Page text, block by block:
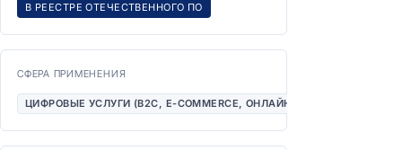
В РЕЕСТРЕ ОТЕЧЕСТВЕННОГО ПО
СФЕРА ПРИМЕНЕНИЯ
ЦИФРОВЫЕ УСЛУГИ (B2C, E-COMMERCE, ОНЛАЙН-СЕРВИСЫ)